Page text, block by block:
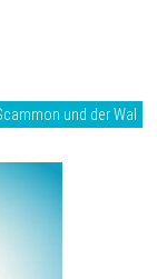
und der Wal